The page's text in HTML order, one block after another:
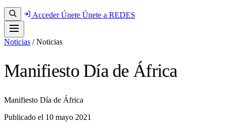
AccederÚnete Únete a REDES
Noticias / Noticias
Manifiesto Día de África
Manifiesto Día de África
Publicado el 10 mayo 2021